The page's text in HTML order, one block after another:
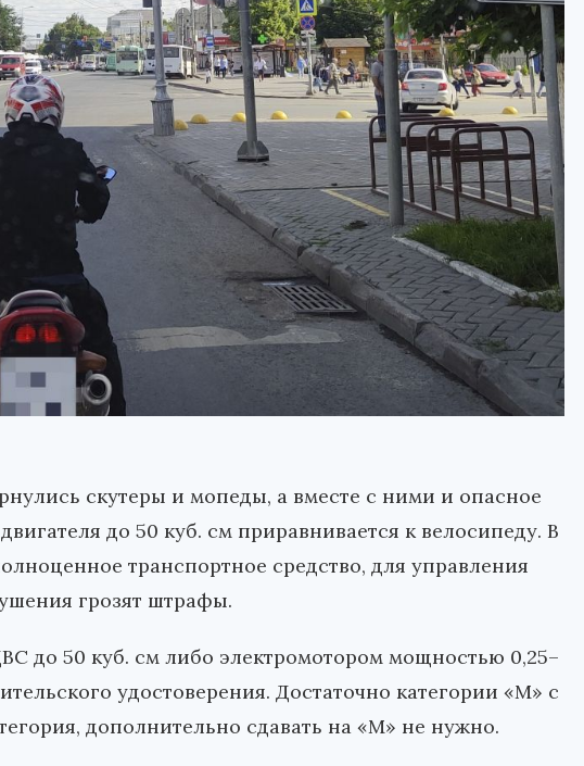
скутеры и мопеды, а вместе с ними и опасное
до 50 куб. см приравнивается к велосипеду. В
транспортное средство, для управления
грозят штрафы.
до 50 куб. см либо электромотором мощностью 0,25–
удостоверения. Достаточно категории «М» с
дополнительно сдавать на «М» не нужно.